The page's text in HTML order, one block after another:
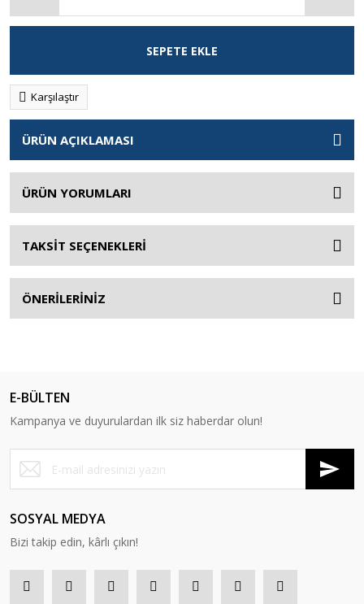
SEPETE EKLE
Karşılaştır
ÜRÜN AÇIKLAMASI
ÜRÜN YORUMLARI
TAKSİT SEÇENEKLERİ
ÖNERİLERİNİZ
E-BÜLTEN
Kampanya ve duyurulardan ilk siz haberdar olun!
SOSYAL MEDYA
Bizi takip edin, kârlı çıkın!